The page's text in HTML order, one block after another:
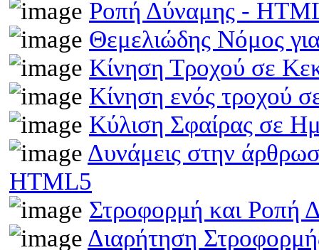
Ροπή Δύναμης -
Θεμελιώδης Νόμος
Κίνηση Τροχού σε
Κίνηση ενός τροχού
Κύλιση Σφαίρας σε
Δυνάμεις στην
HTML5
Στροφορμή και Ροπή
Διαρήτηση